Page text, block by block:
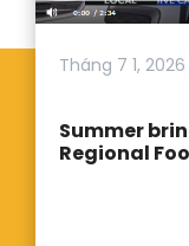
Tháng 7 1, 2026
Summer
Regional